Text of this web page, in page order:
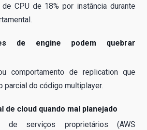
CPU de 18% por instância durante
de engine podem quebrar
comportamento de replication que
parcial do código multiplayer.
de cloud quando mal planejado
de serviços proprietários (AWS